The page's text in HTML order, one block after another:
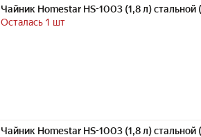
Чайник Homestar HS-1003 (1,8 л)
Осталась 1 шт
Чайник Homestar HS-1003 (1,8 л)